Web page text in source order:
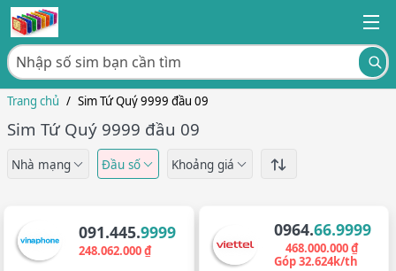
Trang chủ / Sim Tứ Quý 9999 đầu 09
Sim Tứ Quý 9999 đầu 09
Nhà mạng Đầu số Khoảng giá
091.445.9999
248.062.000 ₫
0964.66.9999
468.000.000 ₫
Góp 32.624k/th